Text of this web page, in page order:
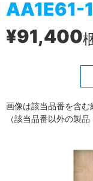
AA1E61-
¥91,400
画像は該当品番を含む
（該当品番以外の製